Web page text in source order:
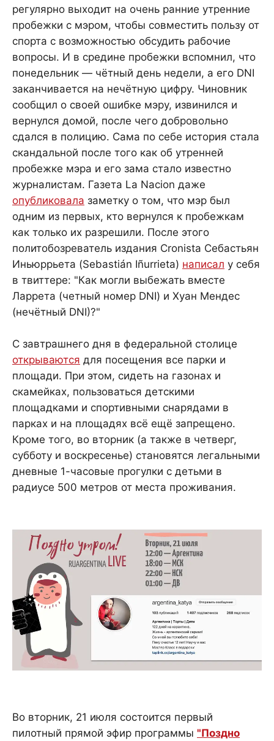
регулярно выходит на очень ранние утренние
пробежки с мэром, чтобы совместить пользу от
спорта с возможностью обсудить рабочие
вопросы. И в средине пробежки вспомнил, что
понедельник — чётный день недели, а его DNI
заканчивается на нечётную цифру. Чиновник
сообщил о своей ошибке мэру, извинился и
вернулся домой, после чего добровольно
сдался в полицию. Сама по себе история стала
скандальной после того как об утренней
пробежке мэра и его зама стало известно
журналистам. Газета La Nacion даже
опубликовала заметку о том, что мэр был
одним из первых, кто вернулся к пробежкам
как только их разрешили. После этого
политобозреватель издания Cronista Себастьян
Иньюррьета (Sebastián Iñurrieta) написал у себя
в твиттере: "Как могли выбежать вместе
Ларрета (четный номер DNI) и Хуан Мендес
(нечётный DNI)?"
С завтрашнего дня в федеральной столице
открываются для посещения все парки и
площади. При этом, сидеть на газонах и
скамейках, пользоваться детскими
площадками и спортивными снарядами в
парках и на площадях всё ещё запрещено.
Кроме того, во вторник (а также в четверг,
субботу и воскресенье) становятся легальными
дневные 1-часовые прогулки с детьми в
радиусе 500 метров от места проживания.
Во вторник, 21 июля состоится первый
пилотный прямой эфир программы "Поздно